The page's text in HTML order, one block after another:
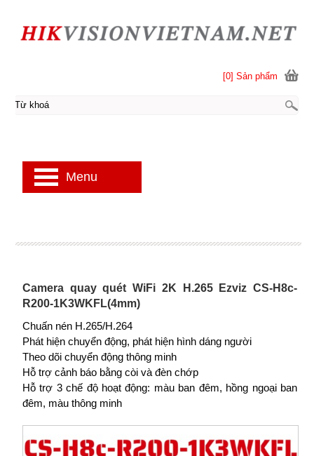
Camera quay quét WiFi 2K H.265 Ezviz CS-H8c-
R200-1K3WKFL(4mm)
Chuấn nén H.265/H.264
Phát hiện chuyển động, phát hiện hình dáng người
Theo dõi chuyển động thông minh
Hỗ trợ cảnh báo bằng còi và đèn chớp
Hỗ trợ 3 chế độ hoạt động: màu ban đêm, hồng ngoại ban
đêm, màu thông minh
[0] Sản phẩm
Menu